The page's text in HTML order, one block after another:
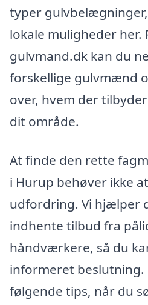
typer
lokale muligheder her.
gulvmand.dk kan du
forskellige gulvmænd
over, hvem der
dit område.
At finde den rette
i Hurup behøver ikke
udfordring. Vi hjælper
indhente tilbud fra
håndværkere, så du
informeret beslutning.
følgende tips, når du